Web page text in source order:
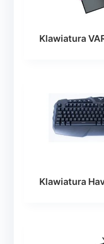
Klawiatura
Klawiatura